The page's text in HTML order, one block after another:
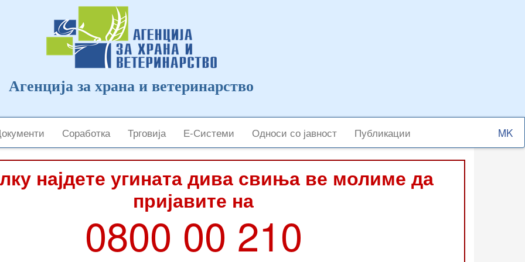
Агенција за храна и ветеринарство
Соработка Трговија Е-Системи Односи со јавност Публикации
Select
your
најдете угината дива свиња ве молиме да
пријавите на
0800 00 210